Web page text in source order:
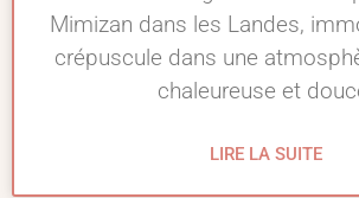
Mimizan dans les Landes,
crépuscule dans une
chaleureuse et
LIRE LA SUITE